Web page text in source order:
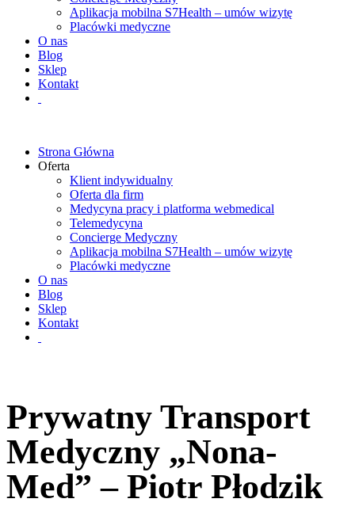
Aplikacja mobilna S7Health – umów wizytę
Placówki medyczne
O nas
Blog
Sklep
Kontakt
Strona Główna
Oferta
Klient indywidualny
Oferta dla firm
Medycyna pracy i platforma webmedical
Telemedycyna
Concierge Medyczny
Aplikacja mobilna S7Health – umów wizytę
Placówki medyczne
O nas
Blog
Sklep
Kontakt
Prywatny Transport
Medyczny „Nona-
Med” – Piotr Płodzik